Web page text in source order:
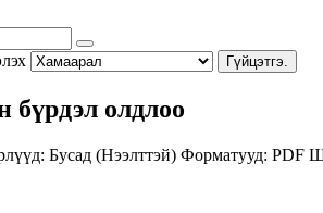
Гүйцэтгэ.
бүрдэл олдлоо
Бусад (Нээлттэй) Форматууд: PDF